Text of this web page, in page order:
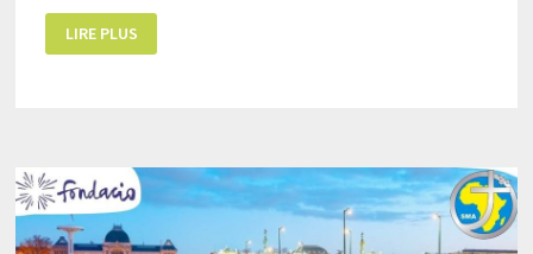
SOLENNITÉ
DE
CHRIST
LIRE PLUS